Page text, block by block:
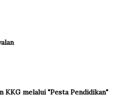
KKG melalui "Pesta Pendidikan"